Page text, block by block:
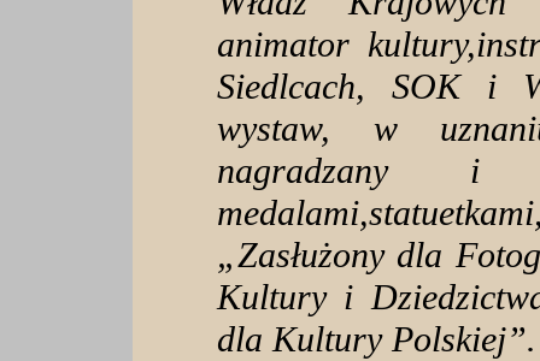
animator
Siedlcach, SOK i
wystaw, w
nagradzany i
„Zasłużony dla
Kultury i
dla Kultury Polskiej”.